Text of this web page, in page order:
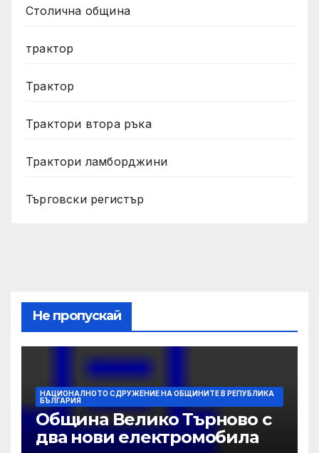
Столична община
трактор
Трактор
Трактори втора ръка
Трактори ламборджини
Търговски регистър
Не пропускай
НАЦИОНАЛНОТО СДРУЖЕНИЕ НА ОБЩИНИТЕ В РЕПУБЛИКА
БЪЛГАРИЯ
Община Велико Търново с
два нови електромобила